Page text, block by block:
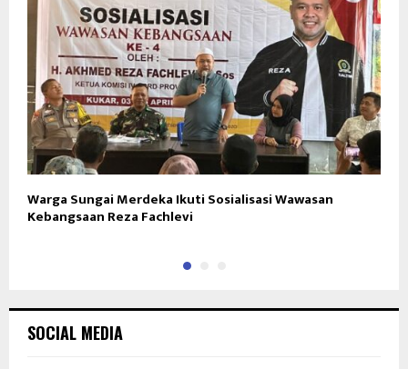
Warga Sungai Merdeka Ikuti Sosialisasi Wawasan
Kebangsaan Reza Fachlevi
SOCIAL MEDIA